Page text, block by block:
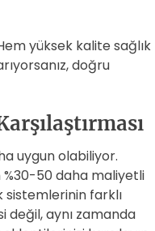
yüksek kalite sağlık
doğru
uygun olabiliyor.
%30-50 daha maliyetli
sistemlerinin farklı
değil, aynı zamanda